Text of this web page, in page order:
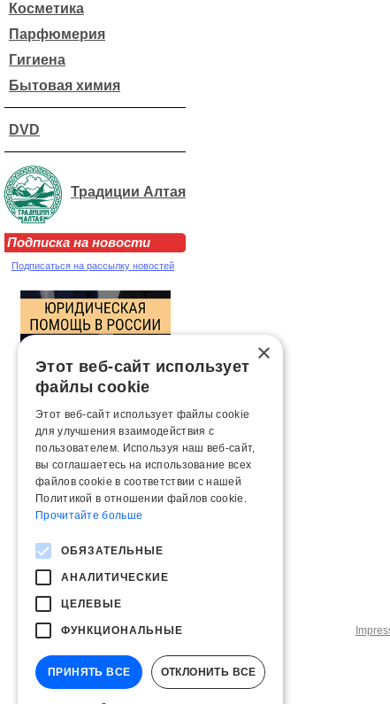
Косметика
Парфюмерия
Гигиена
Бытовая химия
DVD
Традиции Алтая
Подписка на новости
Подписаться на рассылку новостей
×
Этот веб-сайт использует
файлы cookie
Этот веб-сайт использует файлы cookie
для улучшения взаимодействия с
пользователем. Используя наш веб-сайт,
вы соглашаетесь на использование всех
файлов cookie в соответствии с нашей
Политикой в ​​отношении файлов cookie.
Прочитайте больше
ОБЯЗАТЕЛЬНЫЕ
АНАЛИТИЧЕСКИЕ
ЦЕЛЕВЫЕ
ФУНКЦИОНАЛЬНЫЕ
ПРИНЯТЬ ВСЕ ОТКЛОНИТЬ ВСЕ